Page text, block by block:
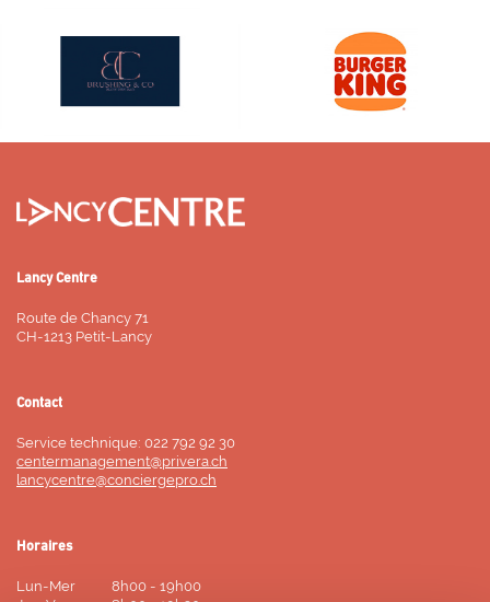
Lancy Centre
Route de Chancy 71
CH-1213 Petit-Lancy
Contact
Service technique: 022 792 92 30
centermanagement@privera.ch
lancycentre@conciergepro.ch
Horaires
Lun-Mer
8h00 - 19h00